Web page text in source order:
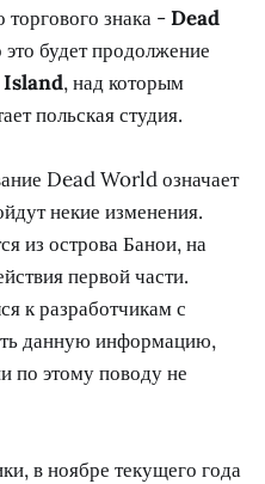
торгового знака -Dead
будет продолжение
Island, над которым
польская студия.
Dead World означает
некие изменения.
из острова Банои, на
первой части.
к разработчикам с
данную информацию,
по этому поводу не
в ноябре текущего года